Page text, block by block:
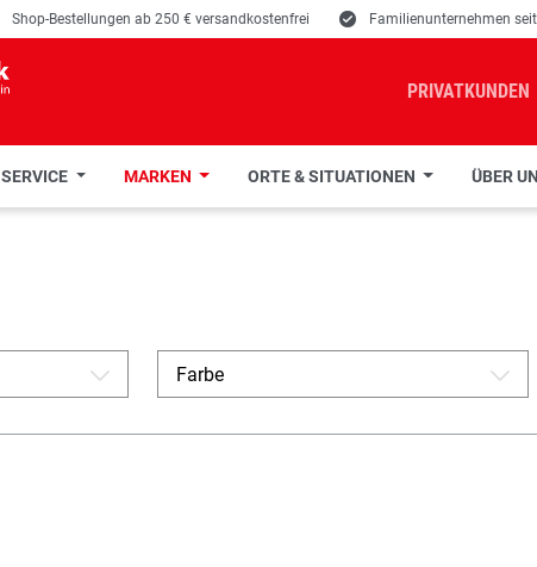
Shop-Bestellungen ab 250 € versandkostenfrei E Familienunternehmen
PRIVATKUNDEN
SERVICE MARKEN ORTE & SITUATIONEN ÜBER
A Farbe A